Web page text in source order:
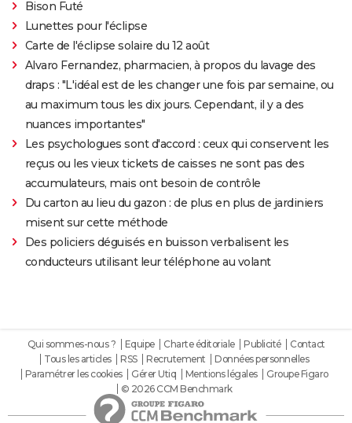
Bison Futé
Lunettes pour l'éclipse
Carte de l'éclipse solaire du 12 août
Alvaro Fernandez, pharmacien, à propos du lavage des
draps : "L'idéal est de les changer une fois par semaine, ou
au maximum tous les dix jours. Cependant, il y a des
nuances importantes"
Les psychologues sont d'accord : ceux qui conservent les
reçus ou les vieux tickets de caisses ne sont pas des
accumulateurs, mais ont besoin de contrôle
Du carton au lieu du gazon : de plus en plus de jardiniers
misent sur cette méthode
Des policiers déguisés en buisson verbalisent les
conducteurs utilisant leur téléphone au volant
Qui sommes-nous ? Equipe Charte éditoriale Publicité
Contact
Tous les articles
RSS Recrutement
Données personnelles
Paramétrer les cookies
Gérer Utiq Mentions légales
Groupe Figaro
© 2026 CCM Benchmark